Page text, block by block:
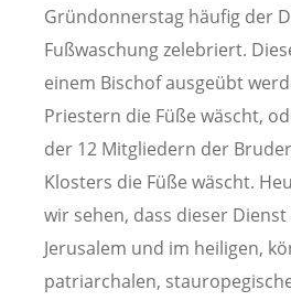
Gründonnerstag häufig der
Fußwaschung zelebriert.
einem Bischof ausgeübt
Priestern die Füße wäscht,
der 12 Mitgliedern der
Klosters die Füße wäscht.
wir sehen, dass dieser
Jerusalem und im heiligen,
patriarchalen,